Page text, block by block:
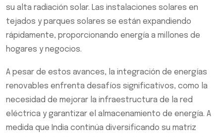
su alta radiación solar. Las instalaciones solares en
tejados y parques solares se están expandiendo
rápidamente, proporcionando energía a millones de
hogares y negocios.
A pesar de estos avances, la integración de energías
renovables enfrenta desafíos significativos, como la
necesidad de mejorar la infraestructura de la red
eléctrica y garantizar el almacenamiento de energía. A
medida que India continúa diversificando su matriz